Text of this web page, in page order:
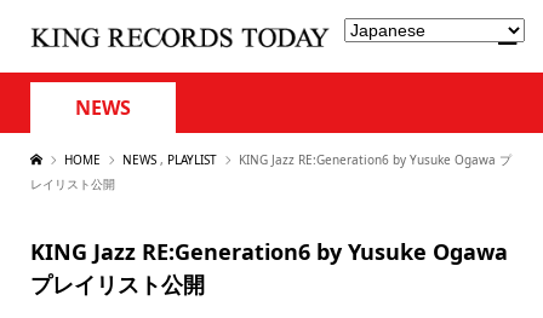
NEWS
HOME NEWS , PLAYLIST
KING Jazz RE:Generation6 by Yusuke Ogawa プ
レイリスト公開
KING Jazz RE:Generation6 by Yusuke Ogawa
プレイリスト公開